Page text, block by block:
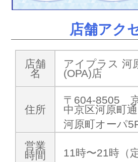
店舗アク
店舗
名
アイプラス 河
(OPA)店
住所
〒604-8505
中京区河原町
河原町オーパ
営業
時間
11時〜21時（